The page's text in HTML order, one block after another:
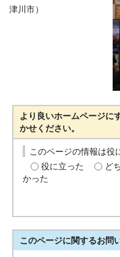
津川市）
より良いホームページに
かせください。
このページの情報は役
役に立った
ど
かった
このページに関するお問